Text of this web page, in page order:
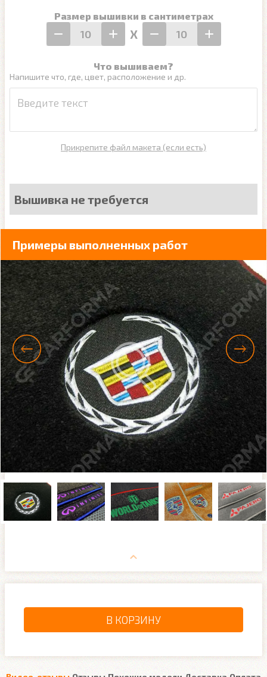
Размер вышивки в сантиметрах
Х
Что вышиваем?
Напишите что, где, цвет, расположение и др.
Прикрепите файл макета (если есть)
Вышивка не требуется
Примеры выполненных работ
В КОРЗИНУ